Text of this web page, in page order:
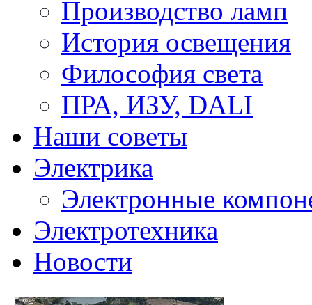
Производство ламп
История освещения
Философия света
ПРА, ИЗУ, DALI
Наши советы
Электрика
Электронные
Электротехника
Новости